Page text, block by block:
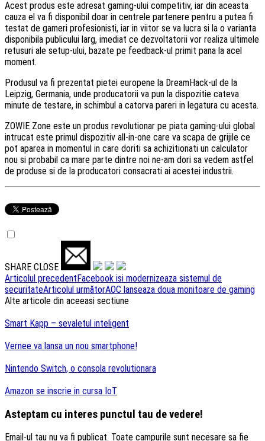
Acest produs este adresat gaming-ului competitiv, iar din aceasta
cauza el va fi disponibil doar in centrele partenere pentru a putea fi
testat de gameri profesionisti, iar in viitor se va lucra si la o varianta
disponibila publicului larg, imediat ce dezvoltatorii vor realiza ultimele
retusuri ale setup-ului, bazate pe feedback-ul primit pana la acel
moment.
Produsul va fi prezentat pietei europene la DreamHack-ul de la
Leipzig, Germania, unde producatorii va pun la dispozitie cateva
minute de testare, in schimbul a catorva pareri in legatura cu acesta.
ZOWIE Zone este un produs revolutionar pe piata gaming-ului global
intrucat este primul dispozitiv all-in-one care va scapa de grijile ce
pot aparea in momentul in care doriti sa achizitionati un calculator
nou si probabil ca mare parte dintre noi ne-am dori sa vedem astfel
de produse si de la producatori consacrati ai acestei industrii.
SHARE CLOSE
Navigare
articole
Articolul precedentFacebook isi modernizeaza sistemul de
securitateArticolul următorAOC lanseaza doua monitoare de gaming
Alte articole din aceeasi sectiune
Smart Kapp – sevaletul inteligent
Vernee va lansa un nou smartphone!
Nintendo Switch, o consola revolutionara
Amazon se inscrie in cursa IoT
Asteptam cu interes punctul tau de vedere!
Email-ul tau nu va fi publicat. Toate campurile sunt necesare sa fie